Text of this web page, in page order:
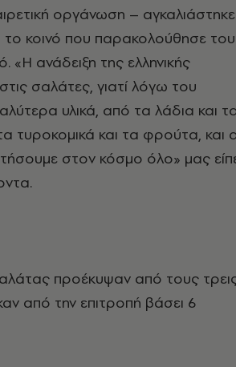
οργάνωση – αγκαλιάστηκε
κοινό που παρακολούθησε
«Η ανάδειξη της ελληνικής
σαλάτες, γιατί λόγω του
υλικά, από τα λάδια και
τυροκομικά και τα φρούτα, και
στον κόσμο όλο» μας
προέκυψαν από τους
από την επιτροπή βάσει 6